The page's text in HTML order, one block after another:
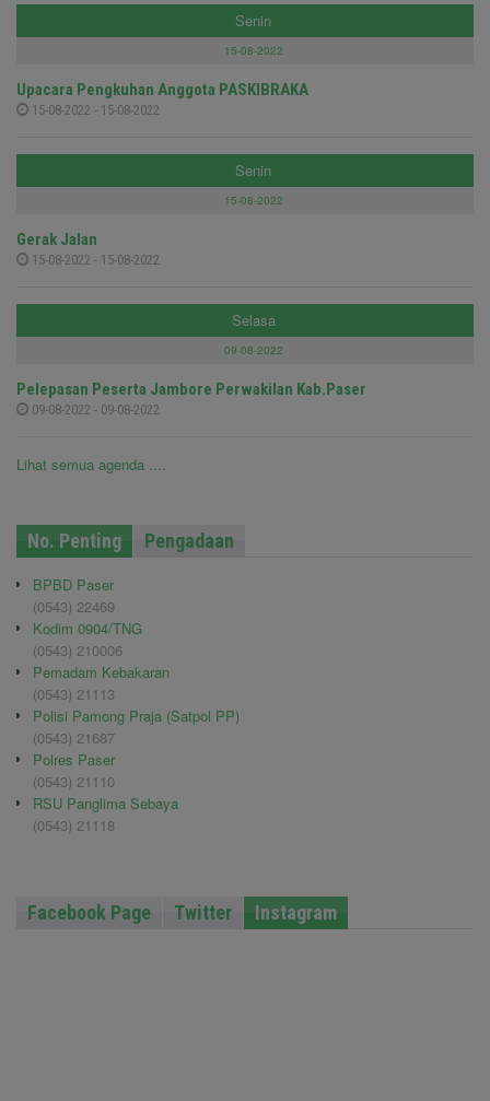
Senin
15-08-2022
Upacara Pengkuhan Anggota PASKIBRAKA
15-08-2022 - 15-08-2022
Senin
15-08-2022
Gerak Jalan
15-08-2022 - 15-08-2022
Selasa
09-08-2022
Pelepasan Peserta Jambore Perwakilan Kab.Paser
09-08-2022 - 09-08-2022
Lihat semua agenda ....
No. Penting Pengadaan
BPBD Paser
(0543) 22469
Kodim 0904/TNG
(0543) 210006
Pemadam Kebakaran
(0543) 21113
Polisi Pamong Praja (Satpol PP)
(0543) 21687
Polres Paser
(0543) 21110
RSU Panglima Sebaya
(0543) 21118
Facebook Page Twitter Instagram